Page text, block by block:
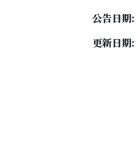
公告日期:
更新日期: